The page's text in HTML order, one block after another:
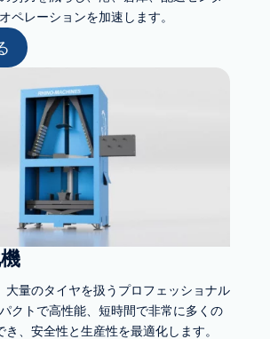
ペレーションを加速します。
大量のタイヤを扱うプロフェッショナル
クトで高性能、短時間で非常に多くの
き、安全性と生産性を最適化します。